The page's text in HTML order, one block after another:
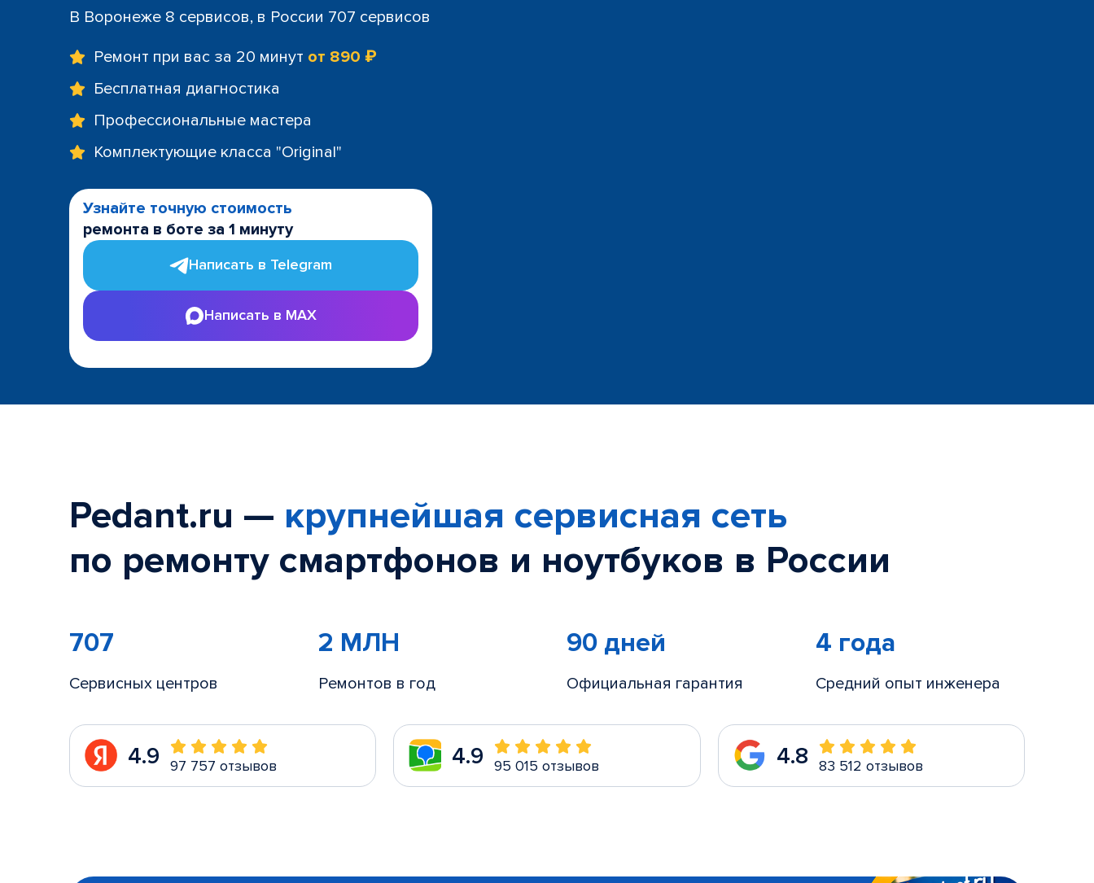
В Воронеже 8 сервисов, в России 707 сервисов
Ремонт при вас за 20 минут от 890 ₽
Бесплатная диагностика
Профессиональные мастера
Комплектующие класса "Original"
Узнайте точную стоимость
ремонта в боте за 1 минуту
Написать в Telegram
Написать в MAX
Pedant.ru — крупнейшая сервисная сеть
по ремонту смартфонов и ноутбуков в России
707
Сервисных центров
2 МЛН
Ремонтов в год
90 дней
Официальная гарантия
4 года
Средний опыт инженера
4.9 97 757 отзывов 4.9 95 015 отзывов 4.8 83 512 отзывов